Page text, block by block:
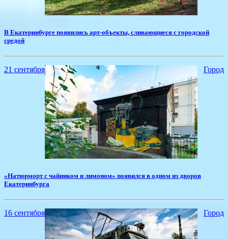
​В Екатеринбурге появились арт-объекты, сливающиеся с городской
средой
21 сентября Город
«Натюрморт с чайником и лимоном» появился в одном из дворов
Екатеринбурга
16 сентября Город